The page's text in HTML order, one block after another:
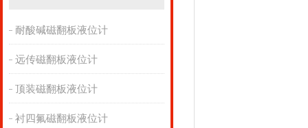
耐酸碱磁翻板液位计
远传磁翻板液位计
顶装磁翻板液位计
衬四氟磁翻板液位计